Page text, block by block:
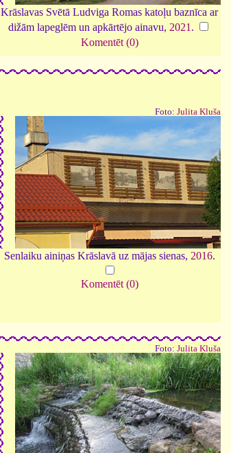
Krāslavas Svētā Ludviga Romas katoļu baznīca ar
dižām lapeglēm un apkārtējo ainavu, 2021 .
Komentēt (0)
Foto: Julita Kluša
Senlaiku ainiņas Krāslavā uz mājas sienas, 2016.
Komentēt (0)
Foto: Julita Kluša